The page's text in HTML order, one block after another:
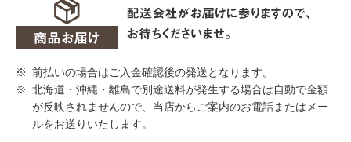
前払いの場合はご入金確認後の発送となります。
北海道・沖縄・離島で別途送料が発生する場合は自動で金額
が反映されませんので、当店からご案内のお電話またはメー
ルをお送りいたします。